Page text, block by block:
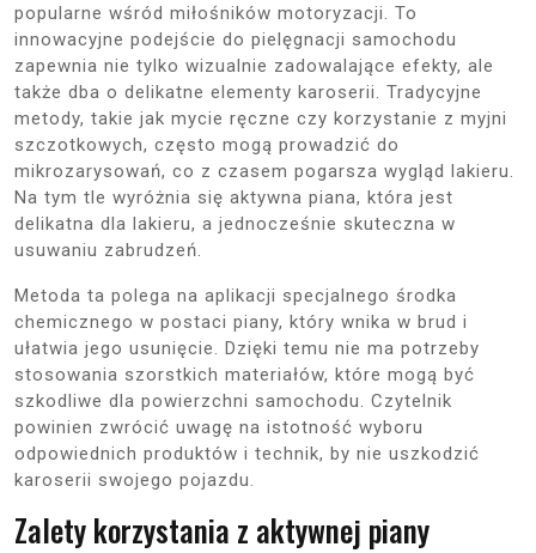
popularne wśród miłośników motoryzacji. To
innowacyjne podejście do pielęgnacji samochodu
zapewnia nie tylko wizualnie zadowalające efekty, ale
także dba o delikatne elementy karoserii. Tradycyjne
metody, takie jak mycie ręczne czy korzystanie z myjni
szczotkowych, często mogą prowadzić do
mikrozarysowań, co z czasem pogarsza wygląd lakieru.
Na tym tle wyróżnia się aktywna piana, która jest
delikatna dla lakieru, a jednocześnie skuteczna w
usuwaniu zabrudzeń.
Metoda ta polega na aplikacji specjalnego środka
chemicznego w postaci piany, który wnika w brud i
ułatwia jego usunięcie. Dzięki temu nie ma potrzeby
stosowania szorstkich materiałów, które mogą być
szkodliwe dla powierzchni samochodu. Czytelnik
powinien zwrócić uwagę na istotność wyboru
odpowiednich produktów i technik, by nie uszkodzić
karoserii swojego pojazdu.
Zalety korzystania z aktywnej piany